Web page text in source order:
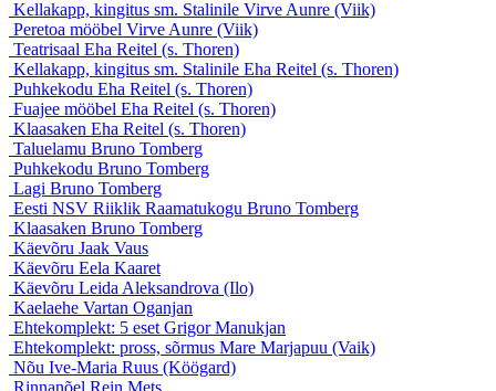
Kellakapp, kingitus sm. Stalinile Virve Aunre (Viik)
Peretoa mööbel Virve Aunre (Viik)
Teatrisaal Eha Reitel (s. Thoren)
Kellakapp, kingitus sm. Stalinile Eha Reitel (s. Thoren)
Puhkekodu Eha Reitel (s. Thoren)
Fuajee mööbel Eha Reitel (s. Thoren)
Klaasaken Eha Reitel (s. Thoren)
Taluelamu Bruno Tomberg
Puhkekodu Bruno Tomberg
Lagi Bruno Tomberg
Eesti NSV Riiklik Raamatukogu Bruno Tomberg
Klaasaken Bruno Tomberg
Käevõru Jaak Vaus
Käevõru Eela Kaaret
Käevõru Leida Aleksandrova (Ilo)
Kaelaehe Vartan Oganjan
Ehtekomplekt: 5 eset Grigor Manukjan
Ehtekomplekt: pross, sõrmus Mare Marjapuu (Vaik)
Nõu Ive-Maria Ruus (Köögard)
Rinnanõel Rein Mets